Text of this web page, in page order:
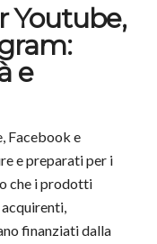
Youtube,
e
Facebook e
e preparati per i
che i prodotti
finanziati dalla